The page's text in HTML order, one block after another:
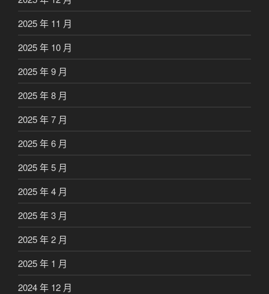
2025 年 11 月
2025 年 10 月
2025 年 9 月
2025 年 8 月
2025 年 7 月
2025 年 6 月
2025 年 5 月
2025 年 4 月
2025 年 3 月
2025 年 2 月
2025 年 1 月
2024 年 12 月